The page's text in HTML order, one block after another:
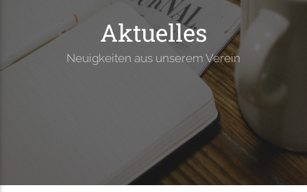
Aktuelles
Neuigkeiten aus unserem Verein